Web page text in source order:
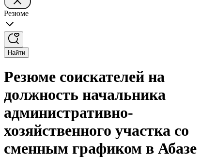
Резюме
Найти
Резюме соискателей на
должность начальника
административно-
хозяйственного участка со
сменным графиком в Абазе